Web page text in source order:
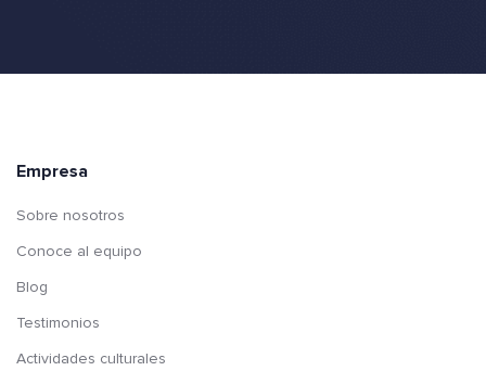
Empresa
Sobre nosotros
Conoce al equipo
Blog
Testimonios
Actividades culturales